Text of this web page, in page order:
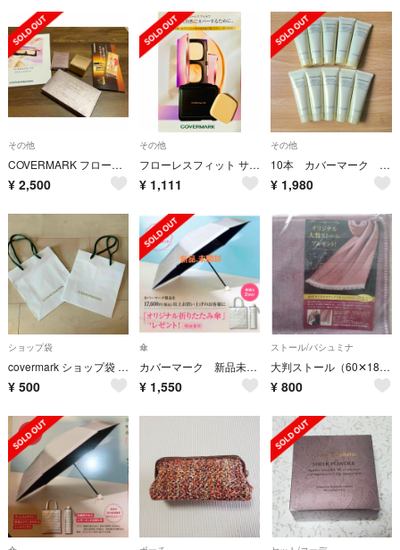
その他
COVERMARK フローレスフィット FR00
¥ 2,500
その他
フローレスフィット サンプル カラー FR20 おひとつ
¥ 1,111
その他
10本 カバーマーク COVERMARK トリートメント クレンジングミルク
¥ 1,980
ショップ袋
covermark ショップ袋 2セット
¥ 500
傘
カバーマーク 新品未使用 晴雨兼用折りたたみ傘
¥ 1,550
ストール/パシュミナ
大判ストール（60✕180）
¥ 800